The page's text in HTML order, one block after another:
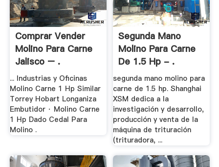
Comprar Vender
Molino Para Carne
Jalisco – .
... Industrias y Oficinas
Molino Carne 1 Hp Similar
Torrey Hobart Longaniza
Embutidor · Molino Carne
1 Hp Dado Cedal Para
Molino .
Segunda Mano
Molino Para Carne
De 1.5 Hp - .
segunda mano molino para
carne de 1.5 hp. Shanghai
XSM dedica a la
investigación y desarrollo,
producción y venta de la
máquina de trituración
(trituradora, ...